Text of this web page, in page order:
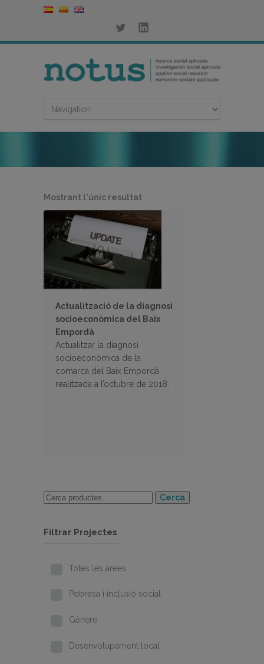
Mostrant l'únic resultat
Actualització de la diagnosi
socioeconòmica del Baix
Empordà
Actualitzar la diagnosi
socioeconòmica de la
comarca del Baix Empordà
realitzada a l’octubre de 2018.
Cerca
Filtrar Projectes
Totes les àrees
Pobresa i inclusió social
Gènere
Desenvolupament local